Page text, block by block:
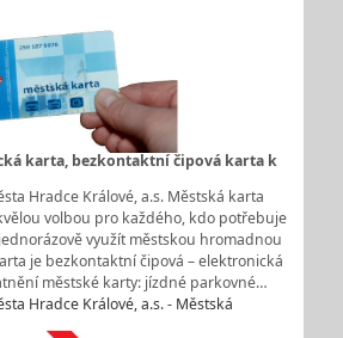
karta, bezkontaktní čipová karta k
Hradce Králové, a.s. Městská karta
volbou pro každého, kdo potřebuje
využít městskou hromadnou
je bezkontaktní čipová – elektronická
městské karty: jízdné parkovné…
Hradce Králové, a.s. - Městská